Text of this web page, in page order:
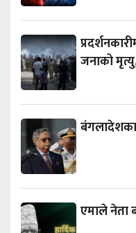
जनाको
बंगलादेशका
एमाले नेता